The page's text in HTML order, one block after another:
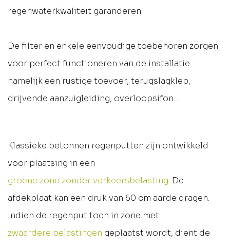
regenwaterkwaliteit garanderen.
De filter en enkele eenvoudige toebehoren zorgen
voor perfect functioneren van de installatie
namelijk een rustige toevoer, terugslagklep,
drijvende aanzuigleiding, overloopsifon...
Klassieke betonnen regenputten zijn ontwikkeld
voor plaatsing in een
groene zone zonder verkeersbelasting. De
afdekplaat kan een druk van 60 cm aarde dragen.
Indien de regenput toch in zone met
zwaardere belastingen geplaatst wordt, dient de